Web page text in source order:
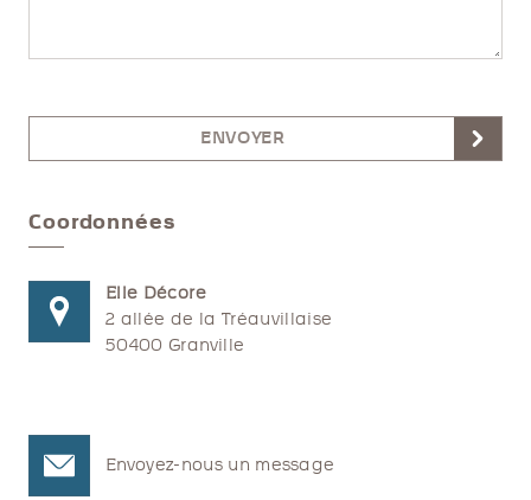
ENVOYER
Coordonnées
Elle Décore
2 allée de la Tréauvillaise
50400 Granville
Envoyez-nous un message